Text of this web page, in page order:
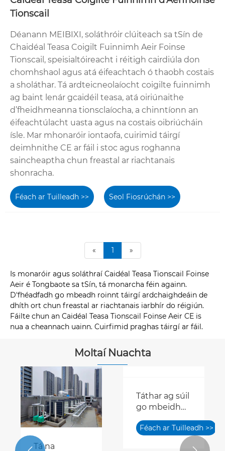
Tionscail
Déanann MEIBIXI, soláthróir clúiteach sa tSín de
Chaidéal Teasa Coigilt Fuinnimh Aeir Foinse
Tionscail, speisialtóireacht i réitigh cairdiúla don
chomhshaol agus atá éifeachtach ó thaobh costais
a sholáthar. Tá ardteicneolaíocht coigilte fuinnimh
ag baint lenár gcaidéil teasa, atá oiriúnaithe
d’fheidhmeanna tionsclaíocha, a chinntíonn an
éifeachtúlacht uasta agus na costais oibriúcháin
ísle. Mar mhonaróir iontaofa, cuirimid táirgí
deimhnithe CE ar fáil i stoc agus roghanna
saincheaptha chun freastal ar riachtanais
shonracha.
Féach ar Tuilleadh >> Seol Fiosrúchán >>
« 1 »
Is monaróir agus soláthraí Caidéal Teasa Tionscail Foinse
Aeir é Tongbaote sa tSín, tá monarcha féin againn.
D'fhéadfadh go mbeadh roinnt táirgí ardchaighdeáin de
dhíth ort chun freastal ar riachtanais iarbhír do réigiún.
Fáilte chun an Caidéal Teasa Tionscail Foinse Aeir CE is
nua a cheannach uainn. Cuirfimid praghas táirgí ar fáil.
Moltaí Nuachta
Tá na